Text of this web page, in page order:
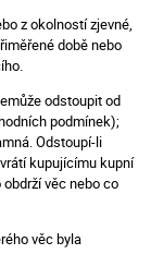
z okolností zjevné,
době nebo
odstoupit od
podmínek);
Odstoupí-li
kupujícímu kupní
věc nebo co
věc byla